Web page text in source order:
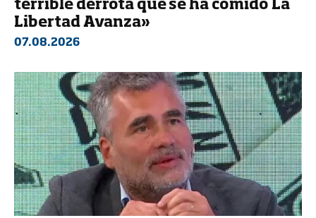
terrible derrota que se ha comido La
Libertad Avanza»
07.08.2026